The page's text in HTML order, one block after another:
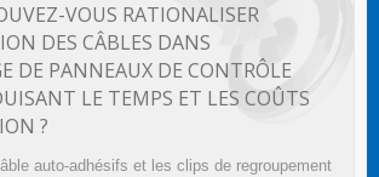
VOUS RATIONALISER
DES CÂBLES DANS
DE PANNEAUX DE CONTRÔLE
LE TEMPS ET LES COÛTS
?
auto-adhésifs et les clips de regroupement